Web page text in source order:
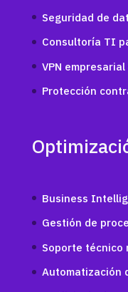
Seguridad de
Consultoría TI
VPN
Protección
Business
Gestión de
Soporte técnico
Automatización